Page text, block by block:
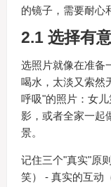
的镜子，需要耐心
2.1 选择有
选照片就像在准
喝水，太淡又索然
呼吸"的照片：女
影，或者全家一起
景。
记住三个"真实"原
笑） - 真实的互动